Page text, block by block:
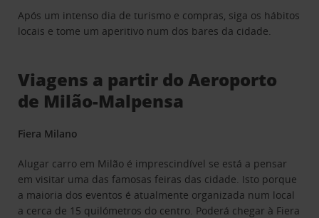
Após um intenso dia de turismo e compras, siga os hábitos
locais e tome um aperitivo num dos bares da cidade.
Viagens a partir do Aeroporto
de Milão-Malpensa
Fiera Milano
Alugar carro em Milão é imprescindível se está a pensar
em visitar uma das famosas feiras das cidade. Isto porque
a maioria dos eventos é atualmente organizada num local
a cerca de 15 quilómetros do centro. Poderá chegar à Fiera